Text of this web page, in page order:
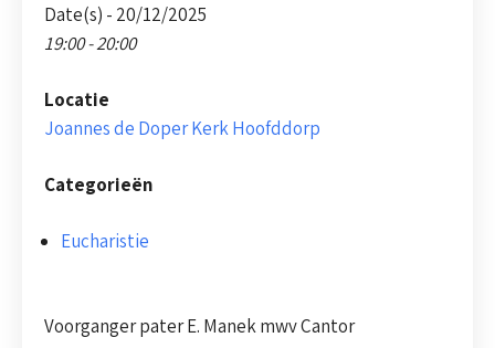
Date(s) - 20/12/2025
19:00 - 20:00
Locatie
Joannes de Doper Kerk Hoofddorp
Categorieën
Eucharistie
Voorganger pater E. Manek mwv Cantor